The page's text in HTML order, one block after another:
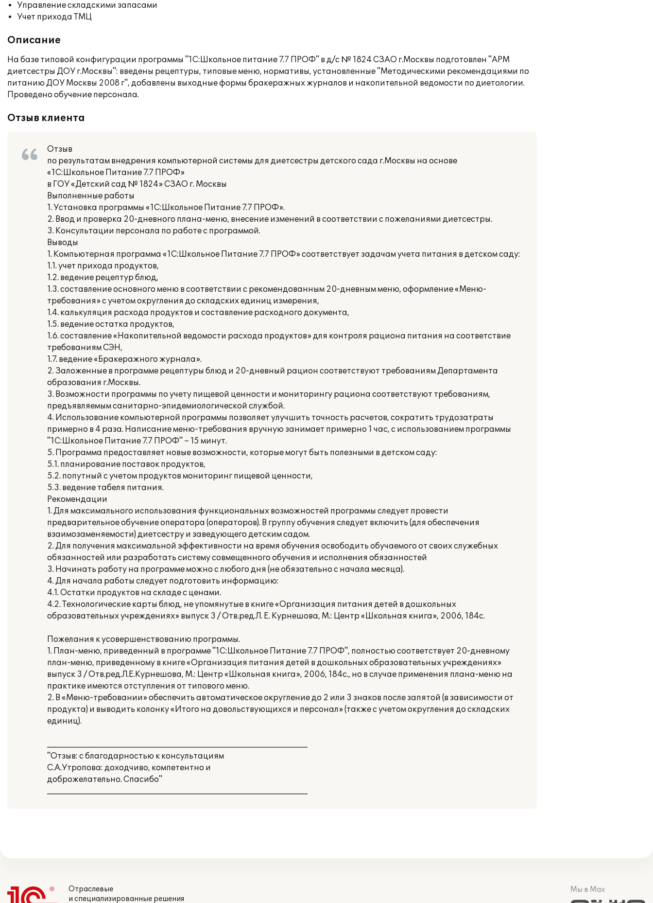
Управление складскими запасами
Учет прихода ТМЦ
Описание
На базе типовой конфигурации программы "1С:Школьное питание 7.7 ПРОФ" в д/с № 1824 СЗАО г.Москвы подготовлен "АРМ
диетсестры ДОУ г.Москвы": введены рецептуры, типовые меню, нормативы, установленные "Методическими рекомендациями по
питанию ДОУ Москвы 2008 г", добавлены выходные формы бракеражных журналов и накопительной ведомости по диетологии.
Проведено обучение персонала.
Отзыв клиента
Отзыв
по результатам внедрения компьютерной системы для диетсестры детского сада г.Москвы на основе
«1С:Школьное Питание 7.7 ПРОФ»
в ГОУ «Детский сад № 1824» СЗАО г. Москвы
Выполненные работы
1. Установка программы «1С:Школьное Питание 7.7 ПРОФ».
2. Ввод и проверка 20-дневного плана-меню, внесение изменений в соответствии с пожеланиями диетсестры.
3. Консультации персонала по работе с программой.
Выводы
1. Компьютерная программа «1С:Школьное Питание 7.7 ПРОФ» соответствует задачам учета питания в детском саду:
1.1. учет прихода продуктов,
1.2. ведение рецептур блюд,
1.3. составление основного меню в соответствии с рекомендованным 20-дневным меню, оформление «Меню-
требования» с учетом округления до складских единиц измерения,
1.4. калькуляция расхода продуктов и составление расходного документа,
1.5. ведение остатка продуктов,
1.6. составление «Накопительной ведомости расхода продуктов» для контроля рациона питания на соответствие
требованиям СЭН,
1.7. ведение «Бракеражного журнала».
2. Заложенные в программе рецептуры блюд и 20-дневный рацион соответствуют требованиям Департамента
образования г.Москвы.
3. Возможности программы по учету пищевой ценности и мониторингу рациона соответствуют требованиям,
предъявляемым санитарно-эпидемиологической службой.
4. Использование компьютерной программы позволяет улучшить точность расчетов, сократить трудозатраты
примерно в 4 раза. Написание меню-требования вручную занимает примерно 1 час, с использованием программы
"1С:Школьное Питание 7.7 ПРОФ" – 15 минут.
5. Программа предоставляет новые возможности, которые могут быть полезными в детском саду:
5.1. планирование поставок продуктов,
5.2. попутный с учетом продуктов мониторинг пищевой ценности,
5.3. ведение табеля питания.
Рекомендации
1. Для максимального использования функциональных возможностей программы следует провести
предварительное обучение оператора (операторов). В группу обучения следует включить (для обеспечения
взаимозаменяемости) диетсестру и заведующего детским садом.
2. Для получения максимальной эффективности на время обучения освободить обучаемого от своих служебных
обязанностей или разработать систему совмещенного обучения и исполнения обязанностей
3. Начинать работу на программе можно с любого дня (не обязательно с начала месяца).
4. Для начала работы следует подготовить информацию:
4.1. Остатки продуктов на складе с ценами.
4.2. Технологические карты блюд, не упомянутые в книге «Организация питания детей в дошкольных
образовательных учреждениях» выпуск 3 / Отв.ред.Л. Е. Курнешова, М.: Центр «Школьная книга», 2006, 184с.
Пожелания к усовершенствованию программы.
1. План-меню, приведенный в программе "1С:Школьное Питание 7.7 ПРОФ", полностью соответствует 20-дневному
план-меню, приведенному в книге «Организация питания детей в дошкольных образовательных учреждениях»
выпуск 3 / Отв.ред.Л.Е.Курнешова, М.: Центр «Школьная книга», 2006, 184с., но в случае применения плана-меню на
практике имеются отступления от типового меню.
2. В «Меню-требовании» обеспечить автоматическое округление до 2 или 3 знаков после запятой (в зависимости от
продукта) и выводить колонку «Итого на довольствующихся и персонал» (также с учетом округления до складских
единиц).
___________________________________________________________________
"Отзыв: с благодарностью к консультациям
С.А.Утропова: доходчиво, компетентно и
доброжелательно. Спасибо"
___________________________________________________________________
Отраслевые
и специализированные решения
Мы в Max